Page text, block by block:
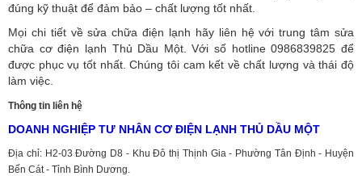
đúng kỹ thuật để đảm bảo – chất lượng tốt nhất.
Mọi chi tiết về sửa chữa điện lạnh hãy liên hệ với trung tâm sửa
chữa cơ điện lạnh Thủ Dầu Một. Với số hotline 0986839825 để
được phục vụ tốt nhất. Chúng tôi cam kết về chất lượng và thái độ
làm việc.
Thông tin liên hệ
DOANH NGHIỆP TƯ NHÂN CƠ ĐIỆN LẠNH THỦ DẦU MỘT
Địa chỉ: H2-03 Đường D8 - Khu Đô thị Thịnh Gia - Phường Tân Định - Huyện
Bến Cát - Tỉnh Bình Dương.